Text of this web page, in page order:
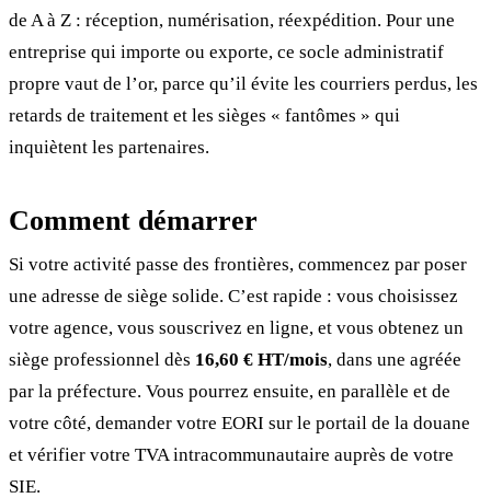
de A à Z : réception, numérisation, réexpédition. Pour une
entreprise qui importe ou exporte, ce socle administratif
propre vaut de l’or, parce qu’il évite les courriers perdus, les
retards de traitement et les sièges « fantômes » qui
inquiètent les partenaires.
Comment démarrer
Si votre activité passe des frontières, commencez par poser
une adresse de siège solide. C’est rapide : vous choisissez
votre agence, vous souscrivez en ligne, et vous obtenez un
siège professionnel dès 16,60 € HT/mois, dans une agréée
par la préfecture. Vous pourrez ensuite, en parallèle et de
votre côté, demander votre EORI sur le portail de la douane
et vérifier votre TVA intracommunautaire auprès de votre
SIE.